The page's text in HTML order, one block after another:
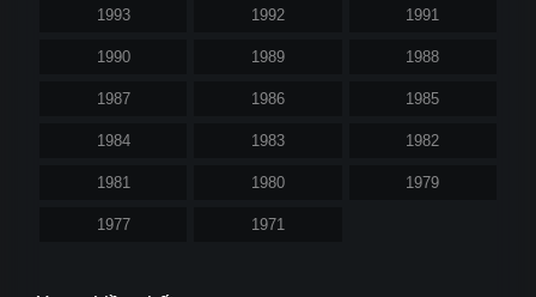
1993 1992 1991
1990 1989 1988
1987 1986 1985
1984 1983 1982
1981 1980 1979
1977 1971